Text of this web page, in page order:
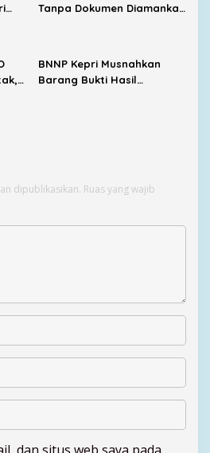
Tanpa Dokumen Diamankan
BNNP Kepri Musnahkan
Barang Bukti Hasil
dipublikasikan. Ruas yang wajib